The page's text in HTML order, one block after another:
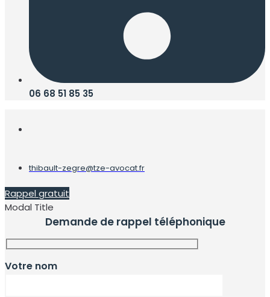
06 68 51 85 35
thibault-zegre@tze-avocat.fr
Rappel gratuit
Modal Title
Demande de rappel téléphonique
Votre nom